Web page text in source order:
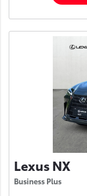
Lexus NX
Business Plus